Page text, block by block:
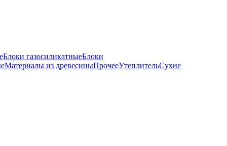
Блоки газосиликатныеБлоки
Материалы из древесиныПрочееУтеплительСухие